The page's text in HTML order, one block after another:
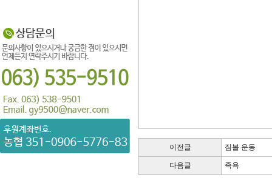
이전글 짐볼 운동
다음글 족욕